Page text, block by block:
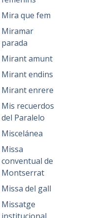
Mira que fem
Miramar
parada
Mirant amunt
Mirant endins
Mirant enrere
Mis recuerdos
del Paralelo
Miscelánea
Missa
conventual de
Montserrat
Missa del gall
Missatge